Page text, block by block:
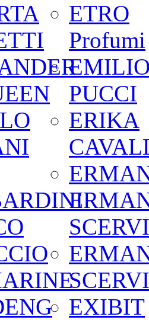
ETRO
Profumi
PUCCI
ERIKA
EXIBIT